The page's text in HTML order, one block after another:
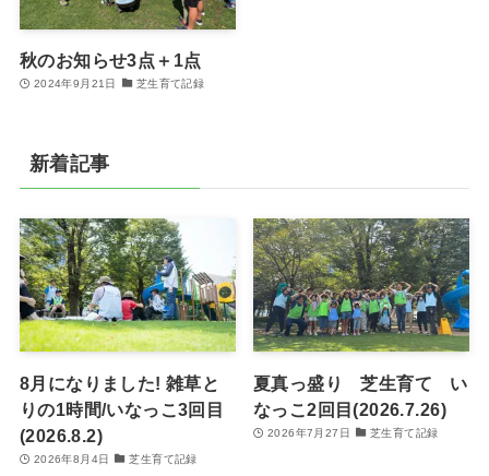
秋のお知らせ3点＋1点
2024年9月21日 芝生育て記録
新着記事
8月になりました! 雑草と
りの1時間/いなっこ3回目
(2026.8.2)
2026年8月4日 芝生育て記録
夏真っ盛り 芝生育て い
なっこ2回目(2026.7.26)
2026年7月27日 芝生育て記録